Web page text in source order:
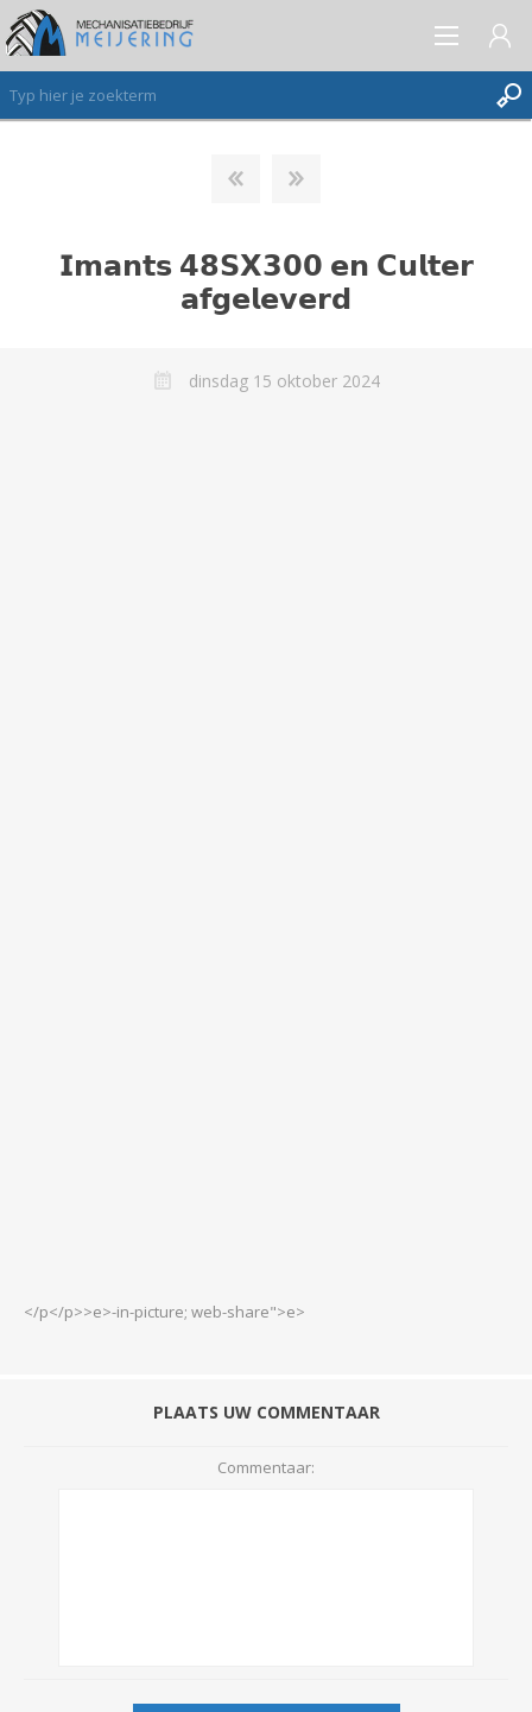
AANMELDEN ALS NIEUWE KLANT
VERLANGLIJST (0)
𝗜𝗺𝗮𝗻𝘁𝘀 𝟰𝟴𝗦𝗫𝟯𝟬𝟬 𝗲𝗻 𝗖𝘂𝗹𝘁𝗲𝗿
𝗮𝗳𝗴𝗲𝗹𝗲𝘃𝗲𝗿𝗱
dinsdag 15 oktober 2024
</p</p>>e>-in-picture; web-share">e>
PLAATS UW COMMENTAAR
Commentaar: